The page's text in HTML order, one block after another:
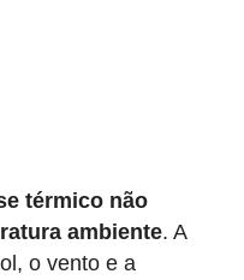
térmico não
ambiente. A
o vento e a